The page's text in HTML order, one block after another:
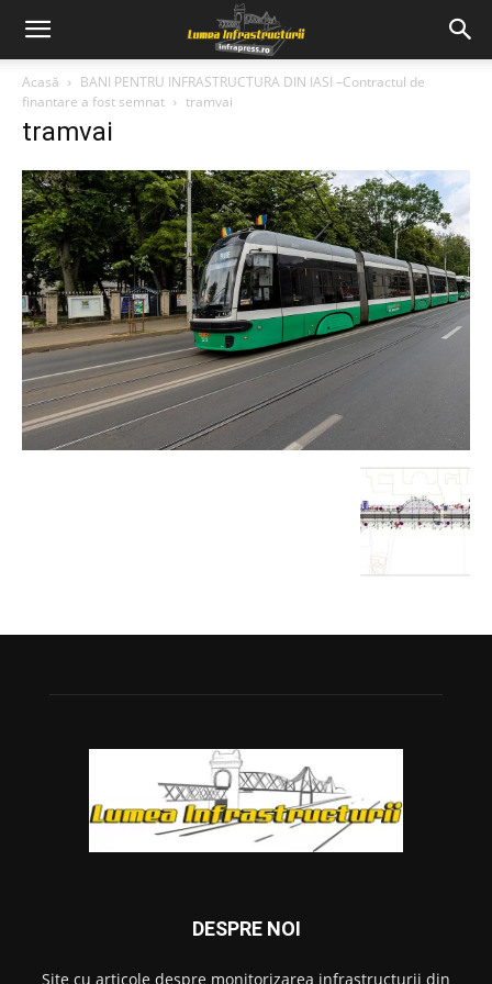
Acasă
BANI PENTRU INFRASTRUCTURA DIN IASI –Contractul de
finantare a fost semnat
tramvai
tramvai
DESPRE NOI
Site cu articole despre monitorizarea infrastructurii din